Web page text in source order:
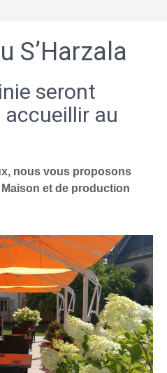
S’Harzala
seront
accueillir au
nous vous proposons
et de production